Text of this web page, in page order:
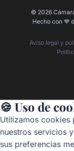
© 2026
Hecho con ❤️
Aviso legal y
🍪 Uso de
Utilizamos cookies
nuestros servicios
sus preferencias